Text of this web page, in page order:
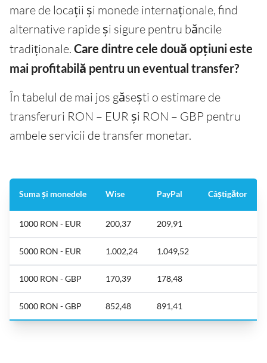
mare de locații și monede internaționale, find
alternative rapide și sigure pentru băncile
tradiționale. Care dintre cele două opțiuni este
mai profitabilă pentru un eventual transfer?
În tabelul de mai jos găsești o estimare de
transferuri RON – EUR și RON – GBP pentru
ambele servicii de transfer monetar.
Suma și monedele Wise PayPal Câștigător
1000 RON - EUR 200,37 209,91
5000 RON - EUR 1.002,24 1.049,52
1000 RON - GBP 170,39 178,48
5000 RON - GBP 852,48 891,41